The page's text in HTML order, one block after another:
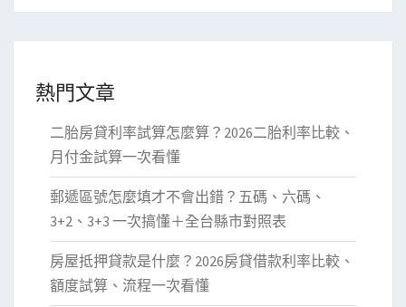
熱門文章
二胎房貸利率試算怎麼算？2026二胎利率比較、
月付金試算一次看懂
郵遞區號怎麼填才不會出錯？五碼、六碼、
3+2、3+3 一次搞懂＋全台縣市對照表
房屋抵押貸款是什麼？2026房貸借款利率比較、
額度試算、流程一次看懂